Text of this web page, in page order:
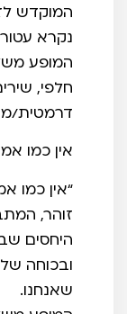
המוקדש
נקרא
המופע
חלפי,
דרמטית/
אין כמו
“אין כמו
זוהר,
היחסים
ובכוחה
שאנחנו.